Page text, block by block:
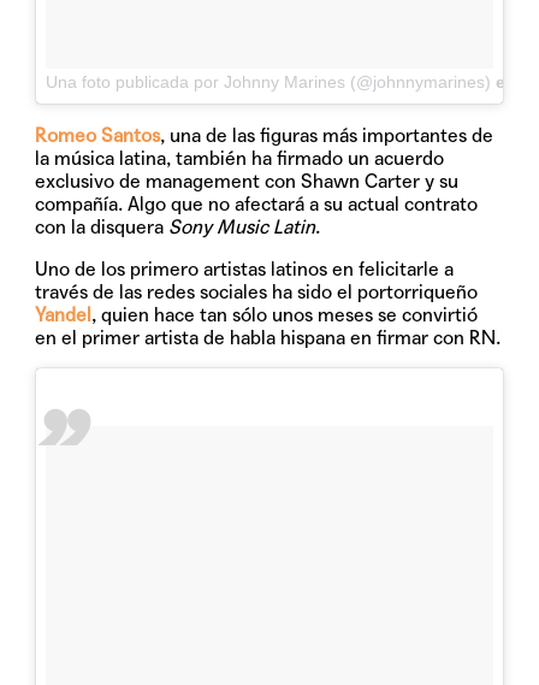
Una foto publicada por Johnny Marines (@johnnymarines) el
Romeo Santos, una de las figuras más importantes de
la música latina, también ha firmado un acuerdo
exclusivo de management con Shawn Carter y su
compañía. Algo que no afectará a su actual contrato
con la disquera Sony Music Latin.
Uno de los primero artistas latinos en felicitarle a
través de las redes sociales ha sido el portorriqueño
Yandel, quien hace tan sólo unos meses se convirtió
en el primer artista de habla hispana en firmar con RN.